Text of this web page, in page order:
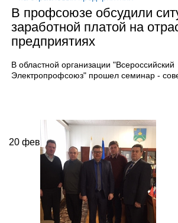
В профсоюзе обсудили
заработной платой на
предприятиях
В областной организации "Всероссийский
Электропрофсоюз" прошел семинар -
20 фев